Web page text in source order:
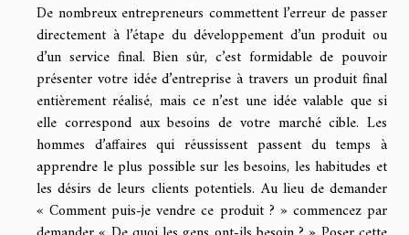
De nombreux entrepreneurs commettent l’erreur de passer
directement à l’étape du développement d’un produit ou
d’un service final. Bien sûr, c’est formidable de pouvoir
présenter votre idée d’entreprise à travers un produit final
entièrement réalisé, mais ce n’est une idée valable que si
elle correspond aux besoins de votre marché cible. Les
hommes d’affaires qui réussissent passent du temps à
apprendre le plus possible sur les besoins, les habitudes et
les désirs de leurs clients potentiels. Au lieu de demander
« Comment puis-je vendre ce produit ? » commencez par